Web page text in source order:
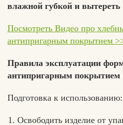
влажной губкой и вытереть
Посмотреть Видео про
антипригарным покрытием
Правила эксплуатации
антипригарным покрытием
Подготовка к использованию:
Освободить изделие от